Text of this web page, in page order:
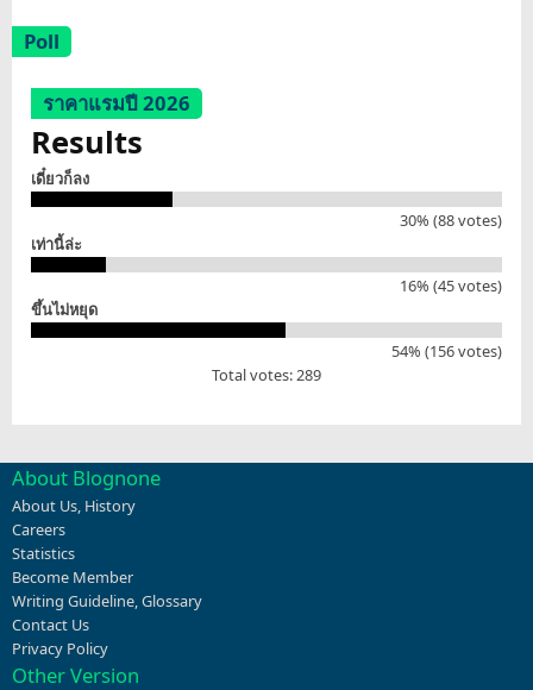
Poll
ราคาแรมปี 2026
Results
เดี๋ยวก็ลง
30% (88 votes)
เท่านี้ล่ะ
16% (45 votes)
ขึ้นไม่หยุด
54% (156 votes)
Total votes: 289
About Blognone
About Us, History
Careers
Statistics
Become Member
Writing Guideline,Glossary
Contact Us
Privacy Policy
Other Version